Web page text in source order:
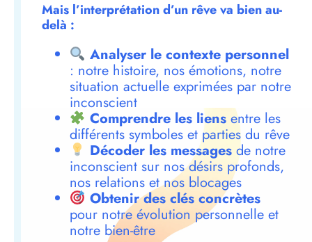
Mais l’interprétation d’un rêve va bien au-
delà :
Analyser le contexte personnel
: notre histoire, nos émotions, notre
situation actuelle exprimées par notre
inconscient
Comprendre les liensentre les
différents symboles et parties du rêve
Décoder les messagesde notre
inconscient sur nos désirs profonds,
nos relations et nos blocages
Obtenir des clés concrètes
pour notre évolution personnelle et
notre bien-être